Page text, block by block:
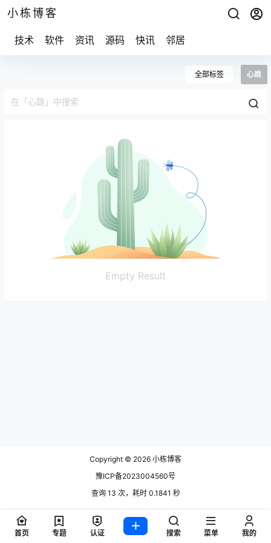
小栋博客
技术 软件 资讯 源码 快讯 邻居
全部标签 心跳
Empty Result
Copyright © 2026 小栋博客
豫ICP备2023004560号
查询 13 次，耗时 0.1841 秒
首页 专题 认证 搜索 菜单 我的